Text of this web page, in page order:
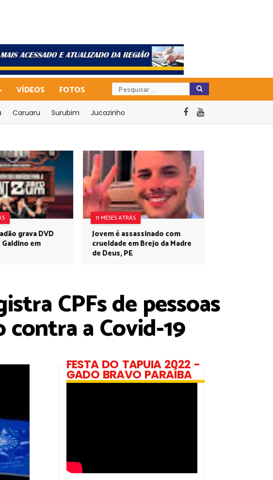
VÍDEOS FOTOS
Caruaru Surubim Jucazinho
grava DVD
Galdino em
11 MESES ATRÁS
Jovem é assassinado com
crueldade em Brejo da Madre
de Deus, PE
CPFs de pessoas
contra a Covid-19
FESTA DO TAPUIA 2022 -
GADO BRAVO PARAÍBA